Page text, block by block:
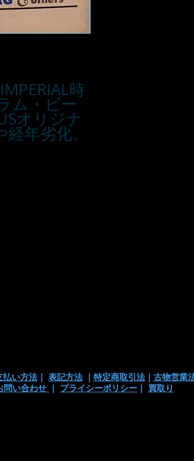
時
ム・ビー
オリジナ
年劣化。
払い方法｜ 表記方法｜ 特定商取引法｜ 古物営業
問い合わせ プライシーポリシー 買取り